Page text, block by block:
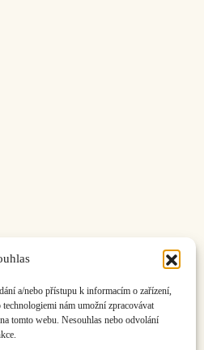
a/nebo přístupu k informacím o zařízení,
nám umožní zpracovávat
tomto webu. Nesouhlas nebo odvolání